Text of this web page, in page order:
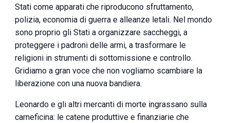
Stati come apparati che riproducono sfruttamento,
polizia, economia di guerra e alleanze letali. Nel mondo
sono proprio gli Stati a organizzare saccheggi, a
proteggere i padroni delle armi, a trasformare le
religioni in strumenti di sottomissione e controllo.
Gridiamo a gran voce che non vogliamo scambiare la
liberazione con una nuova bandiera.
Leonardo e gli altri mercanti di morte ingrassano sulla
carneficina: le catene produttive e finanziarie che